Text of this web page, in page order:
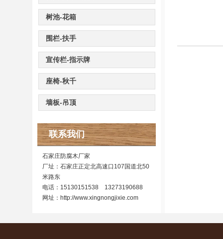
树池-花箱
围栏-扶手
宣传栏-指示牌
座椅-秋千
墙板-吊顶
联系我们
石家庄防腐木厂家
厂址：石家庄正定北高速口107国道北50
米路东
电话：15130151538 13273190688
网址： http://www.xingnongjixie.com